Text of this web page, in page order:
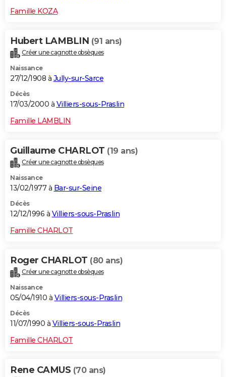
Famille KOZA
Hubert LAMBLIN (91 ans)
Créer une cagnotte obsèques
Naissance
27/12/1908 à Jully-sur-Sarce
Décès
17/03/2000 à Villiers-sous-Praslin
Famille LAMBLIN
Guillaume CHARLOT (19 ans)
Créer une cagnotte obsèques
Naissance
13/02/1977 à Bar-sur-Seine
Décès
12/12/1996 à Villiers-sous-Praslin
Famille CHARLOT
Roger CHARLOT (80 ans)
Créer une cagnotte obsèques
Naissance
05/04/1910 à Villiers-sous-Praslin
Décès
11/07/1990 à Villiers-sous-Praslin
Famille CHARLOT
Rene CAMUS (70 ans)